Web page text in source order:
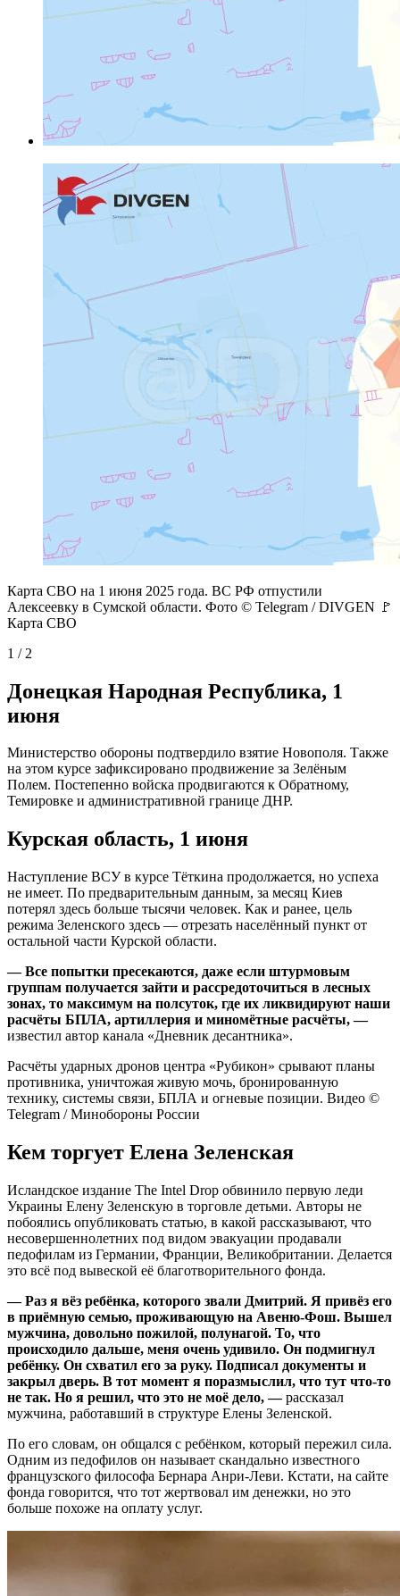
Карта СВО на 1 июня 2025 года. ВС РФ отпустили
Алексеевку в Сумской области. Фото © Telegram / DIVGEN 🚩
Карта СВО
1 / 2
Донецкая Народная Республика, 1
июня
Министерство обороны подтвердило взятие Новополя. Также
на этом курсе зафиксировано продвижение за Зелёным
Полем. Постепенно войска продвигаются к Обратному,
Темировке и административной границе ДНР.
Курская область, 1 июня
Наступление ВСУ в курсе Тёткина продолжается, но успеха
не имеет. По предварительным данным, за месяц Киев
потерял здесь больше тысячи человек. Как и ранее, цель
режима Зеленского здесь — отрезать населённый пункт от
остальной части Курской области.
— Все попытки пресекаются, даже если штурмовым
группам получается зайти и рассредоточиться в лесных
зонах, то максимум на полсуток, где их ликвидируют наши
расчёты БПЛА, артиллерия и миномётные расчёты, —
известил автор канала «Дневник десантника».
Расчёты ударных дронов центра «Рубикон» срывают планы
противника, уничтожая живую мочь, бронированную
технику, системы связи, БПЛА и огневые позиции. Видео ©
Telegram / Минобороны России
Кем торгует Елена Зеленская
Исландское издание The Intel Drop обвинило первую леди
Украины Елену Зеленскую в торговле детьми. Авторы не
побоялись опубликовать статью, в какой рассказывают, что
несовершеннолетних под видом эвакуации продавали
педофилам из Германии, Франции, Великобритании. Делается
это всё под вывеской её благотворительного фонда.
— Раз я вёз ребёнка, которого звали Дмитрий. Я привёз его
в приёмную семью, проживающую на Авеню-Фош. Вышел
мужчина, довольно пожилой, полунагой. То, что
происходило дальше, меня очень удивило. Он подмигнул
ребёнку. Он схватил его за руку. Подписал документы и
закрыл дверь. В тот момент я поразмыслил, что тут что-то
не так. Но я решил, что это не моё дело, —рассказал
мужчина, работавший в структуре Елены Зеленской.
По его словам, он общался с ребёнком, который пережил сила.
Одним из педофилов он называет скандально известного
французского философа Бернара Анри-Леви. Кстати, на сайте
фонда говорится, что тот жертвовал им денежки, но это
больше похоже на оплату услуг.